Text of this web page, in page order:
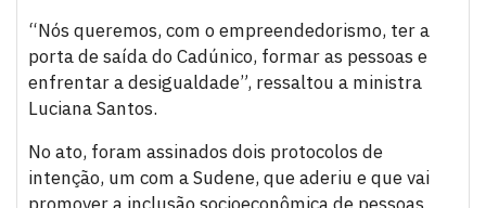
“Nós queremos, com o empreendedorismo, ter a
porta de saída do Cadúnico, formar as pessoas e
enfrentar a desigualdade”, ressaltou a ministra
Luciana Santos.
No ato, foram assinados dois protocolos de
intenção, um com a Sudene, que aderiu e que vai